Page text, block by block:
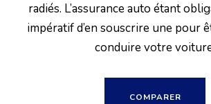
radiés. L’assurance auto étant
impératif d’en souscrire une pour
conduire votre
COMPARER